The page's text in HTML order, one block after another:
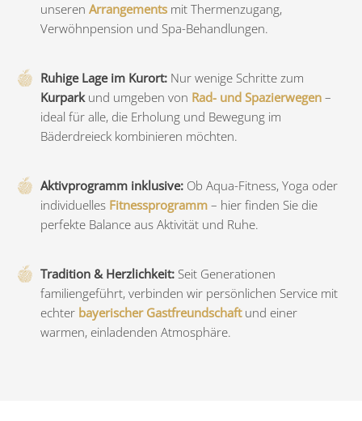
unseren Arrangements mit Thermenzugang,
Verwöhnpension und Spa-Behandlungen.
Ruhige Lage im Kurort: Nur wenige Schritte zum
Kurparkund umgeben von Rad- und Spazierwegen –
ideal für alle, die Erholung und Bewegung im
Bäderdreieck kombinieren möchten.
Aktivprogramm inklusive: Ob Aqua-Fitness, Yoga oder
individuelles Fitnessprogramm – hier finden Sie die
perfekte Balance aus Aktivität und Ruhe.
Tradition & Herzlichkeit: Seit Generationen
familiengeführt, verbinden wir persönlichen Service mit
echter bayerischer Gastfreundschaftund einer
warmen, einladenden Atmosphäre.